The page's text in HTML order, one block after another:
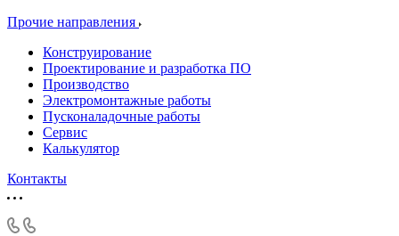
Прочие направления
Конструирование
Проектирование и разработка ПО
Производство
Электромонтажные работы
Пусконаладочные работы
Сервис
Калькулятор
Контакты